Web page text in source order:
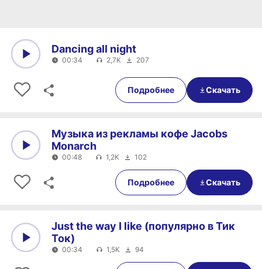
00:34
Dancing all night
00:34 2,7K 207
Подробнее Скачать
00:48
Музыка из рекламы кофе Jacobs
Monarch
00:48 1,2K 102
Подробнее Скачать
00:34
Just the way I like (популярно в Тик
Ток)
00:34 1,5K 94